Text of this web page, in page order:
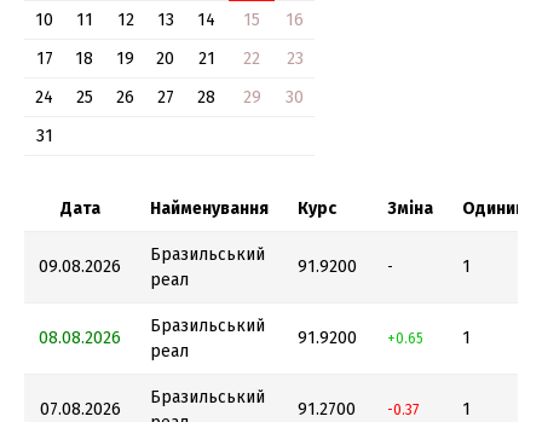
10
11 12 13 14 15
16
17
18 19 20 21 22
23
24
25 26 27 28 29
30
31
Дата Найменування Курс Зміна Одиниця
09.08.2026
Бразильський
реал
91.9200 - 1
08.08.2026
Бразильський
реал
91.9200 +0.65 1
07.08.2026
Бразильський
91.2700 -0.37 1